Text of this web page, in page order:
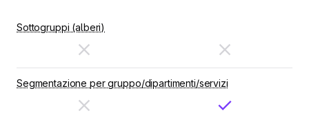
Sottogruppi (alberi)
Segmentazione per gruppo/dipartimenti/servizi